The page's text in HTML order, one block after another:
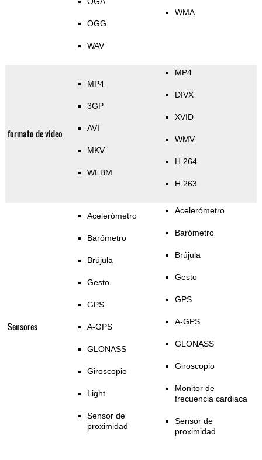
OGG
WAV
WMA
formato de video
MP4
3GP
AVI
MKV
WEBM
MP4
DIVX
XVID
WMV
H.264
H.263
Sensores
Acelerómetro
Barómetro
Brújula
Gesto
GPS
A-GPS
GLONASS
Giroscopio
Light
Sensor de
proximidad
Acelerómetro
Barómetro
Brújula
Gesto
GPS
A-GPS
GLONASS
Giroscopio
Monitor de
frecuencia cardiaca
Sensor de
proximidad